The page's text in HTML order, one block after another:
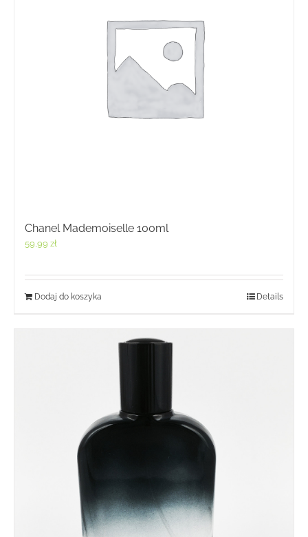
Chanel Mademoiselle 100ml
59,99 zł
Dodaj do koszyka Details